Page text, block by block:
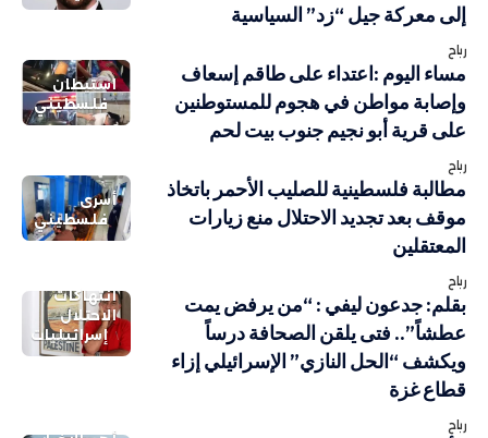
إلى معركة جيل “زد” السياسية
رباح
استيطان
فلسطيني
مساء اليوم :اعتداء على طاقم إسعاف
وإصابة مواطن في هجوم للمستوطنين
على قرية أبو نجيم جنوب بيت لحم
رباح
أسرى
فلسطيني
مطالبة فلسطينية للصليب الأحمر باتخاذ
موقف بعد تجديد الاحتلال منع زيارات
المعتقلين
رباح
انتهاكات
الاحتلال
إسرائيليات
بقلم: جدعون ليفي : “من يرفض يمت
عطشاً”.. فتى يلقن الصحافة درساً
ويكشف “الحل النازي” الإسرائيلي إزاء
قطاع غزة
رباح